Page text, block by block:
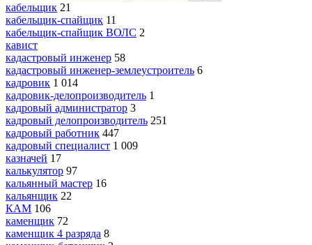
кабельщик 21
кабельщик-спайщик 11
кабельщик-спайщик ВОЛС 2
кавист
кадастровый инженер 58
кадастровый инженер-землеустроитель 6
кадровик 1 014
кадровик-делопроизводитель 1
кадровый администратор 3
кадровый делопроизводитель 251
кадровый работник 447
кадровый специалист 1 009
казначей 17
калькулятор 97
кальянный мастер 16
кальянщик 22
КАМ 106
каменщик 72
каменщик 4 разряда 8